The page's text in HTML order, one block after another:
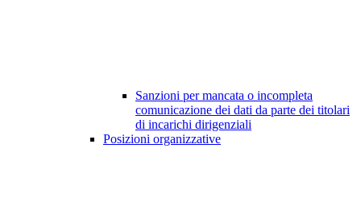
Sanzioni per mancata o incompleta
comunicazione dei dati da parte dei titolari
di incarichi dirigenziali
Posizioni organizzative